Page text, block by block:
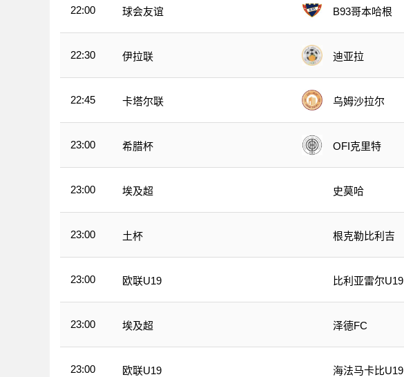
22:00 球会友谊 B93哥本哈根
22:30 伊拉联 迪亚拉
22:45 卡塔尔联 乌姆沙拉尔
23:00 希腊杯 OFI克里特
23:00 埃及超 史莫哈
23:00 土杯 根克勒比利吉
23:00 欧联U19 比利亚雷尔U19
23:00 埃及超 泽德FC
23:00 欧联U19 海法马卡比U19